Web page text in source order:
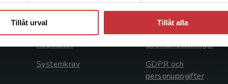
Tillåt urval Tillåt alla
046-31 21 00
Frågor och svar
Köpvillkor
Systemkrav
Avtal och rättigheter
Cookies
Cookieinställningar
GDPR och
personuppgifter